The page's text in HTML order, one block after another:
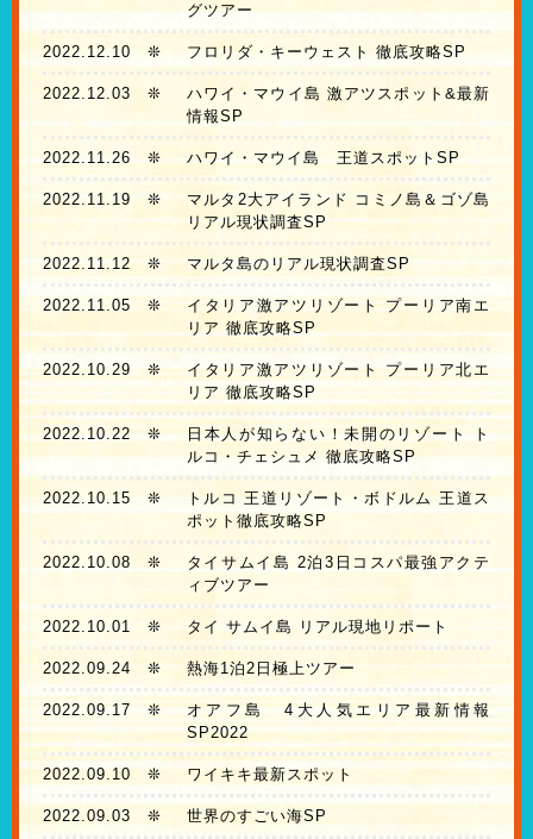
グツアー
2022.12.10 ❊ フロリダ・キーウェスト 徹底攻略SP
2022.12.03 ❊
ハワイ・マウイ島 激アツスポット&最新
情報SP
2022.11.26 ❊ ハワイ・マウイ島 王道スポットSP
2022.11.19 ❊
マルタ2大アイランド コミノ島＆ゴゾ島
リアル現状調査SP
2022.11.12❊ マルタ島のリアル現状調査SP
2022.11.05 ❊
イタリア激アツリゾート プーリア南エ
リア 徹底攻略SP
2022.10.29❊
イタリア激アツリゾート プーリア北エ
リア 徹底攻略SP
2022.10.22 ❊
日本人が知らない！未開のリゾート ト
ルコ・チェシュメ 徹底攻略SP
2022.10.15 ❊
トルコ 王道リゾート・ボドルム 王道ス
ポット徹底攻略SP
2022.10.08 ❊
タイサムイ島 2泊3日コスパ最強アクテ
ィブツアー
2022.10.01 ❊ タイ サムイ島 リアル現地リポート
2022.09.24 ❊ 熱海1泊2日極上ツアー
2022.09.17 ❊
オアフ島 4大人気エリア最新情報
SP2022
2022.09.10 ❊ ワイキキ最新スポット
2022.09.03 ❊ 世界のすごい海SP